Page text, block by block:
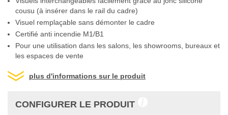
cousu (à insérer dans le rail du cadre)
Visuel remplaçable sans démonter le cadre
Certifié anti incendie M1/B1
Pour une utilisation dans les salons, les showrooms, bureaux et
les espaces de vente
plus d'informations sur le produit
CONFIGURER LE PRODUIT